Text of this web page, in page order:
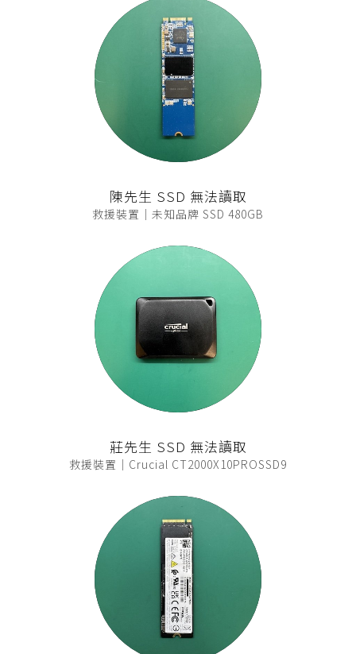
陳先生 SSD 無法讀取
救援裝置｜未知品牌 SSD 480GB
莊先生 SSD 無法讀取
救援裝置｜Crucial CT2000X10PROSSD9